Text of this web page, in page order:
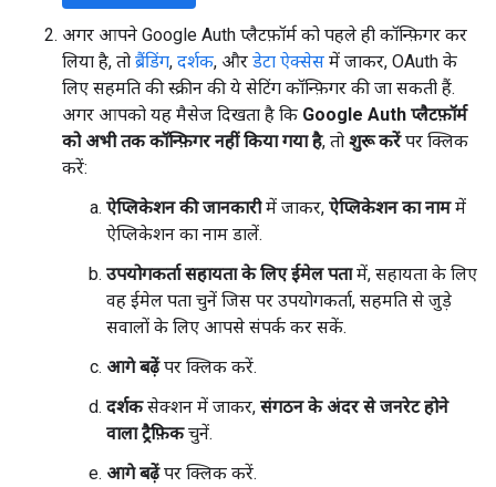
अगर आपने Google Auth प्लैटफ़ॉर्म को पहले ही कॉन्फ़िगर कर
लिया है, तो ब्रैंडिंग, दर्शक, और डेटा ऐक्सेस में जाकर, OAuth के
लिए सहमति की स्क्रीन की ये सेटिंग कॉन्फ़िगर की जा सकती हैं.
अगर आपको यह मैसेज दिखता है कि Google Auth प्लैटफ़ॉर्म
को अभी तक कॉन्फ़िगर नहीं किया गया है, तो शुरू करेंपर क्लिक
करें:
ऐप्लिकेशन की जानकारीमें जाकर, ऐप्लिकेशन का नाममें
ऐप्लिकेशन का नाम डालें.
उपयोगकर्ता सहायता के लिए ईमेल पतामें, सहायता के लिए
वह ईमेल पता चुनें जिस पर उपयोगकर्ता, सहमति से जुड़े
सवालों के लिए आपसे संपर्क कर सकें.
आगे बढ़ेंपर क्लिक करें.
दर्शकसेक्शन में जाकर, संगठन के अंदर से जनरेट होने
वाला ट्रैफ़िकचुनें.
आगे बढ़ेंपर क्लिक करें.